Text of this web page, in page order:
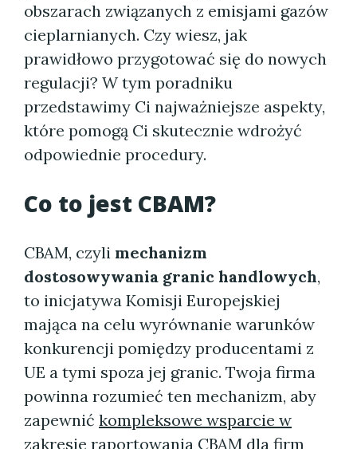
obszarach związanych z emisjami gazów
cieplarnianych. Czy wiesz, jak
prawidłowo przygotować się do nowych
regulacji? W tym poradniku
przedstawimy Ci najważniejsze aspekty,
które pomogą Ci skutecznie wdrożyć
odpowiednie procedury.
Co to jest CBAM?
CBAM, czyli mechanizm
dostosowywania granic handlowych,
to inicjatywa Komisji Europejskiej
mająca na celu wyrównanie warunków
konkurencji pomiędzy producentami z
UE a tymi spoza jej granic. Twoja firma
powinna rozumieć ten mechanizm, aby
zapewnić kompleksowe wsparcie w
zakresie raportowania CBAM dla firm